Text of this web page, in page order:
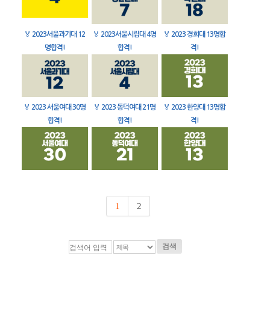
🏅 2023서울과기대 12
명합격!
🏅 2023서울시립대 4명
합격!
🏅 2023 경희대 13명합
격!
🏅 2023 서울여대 30명
합격!
🏅 2023 동덕여대 21명
합격!
🏅 2023 한양대 13명합
격!
1 2
검색